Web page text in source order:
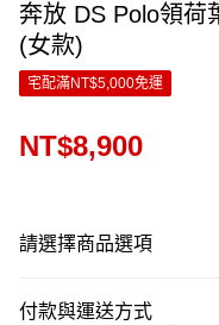
奔放 DS Polo領荷
(女款)
宅配滿NT$5,000免運
NT$8,900
請選擇商品選項
付款與運送方式